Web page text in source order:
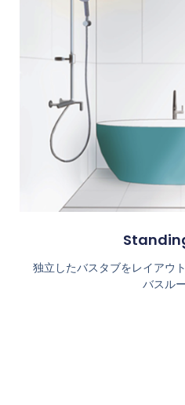
独立したバスタブをレイアウ
バスルー